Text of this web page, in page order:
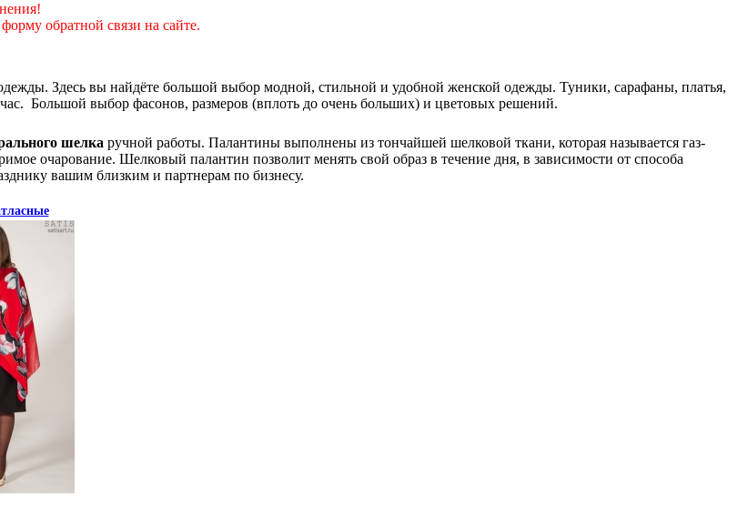
обратной связи на сайте.
Здесь вы найдёте большой выбор модной, стильной и удобной женской одежды. Туники, сарафаны, платья,
Большой выбор фасонов, размеров (вплоть до очень больших) и цветовых решений.
шелка ручной работы. Палантины выполнены из тончайшей шелковой ткани, которая называется газ-
очарование. Шелковый палантин позволит менять свой образ в течение дня, в зависимости от способа
вашим близким и партнерам по бизнесу.